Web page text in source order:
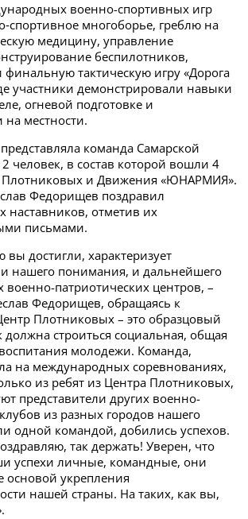
военно-спортивных игр
многоборье, греблю на
медицину, управление
беспилотников,
финальную тактическую игру «Дорога
участники демонстрировали навыки
огневой подготовке и
местности.
команда Самарской
человек, в состав которой вошли 4
Плотниковых и Движения «ЮНАРМИЯ».
Федорищев поздравил
наставников, отметив их
письмами.
вы достигли, характеризует
нашего понимания, и дальнейшего
военно-патриотических центров, –
Федорищев, обращаясь к
Плотниковых – это образцовый
должна строиться социальная, общая
молодежи. Команда,
на международных соревнованиях,
из ребят из Центра Плотниковых,
представители других военно-
из разных городов нашего
одной командой, добились успехов.
так держать! Уверен, что
успехи личные, командные, они
основой укрепления
нашей страны. На таких, как вы,